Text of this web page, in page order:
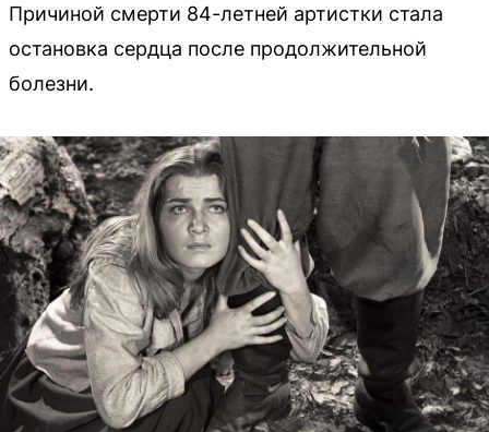
Причиной смерти 84-летней артистки стала
остановка сердца после продолжительной
болезни.